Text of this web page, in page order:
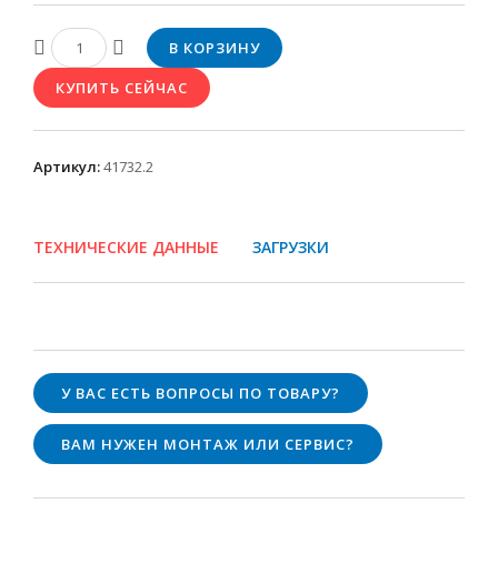
Артикул:41732.2
ТЕХНИЧЕСКИЕ ДАННЫЕ ЗАГРУЗКИ
У ВАС ЕСТЬ ВОПРОСЫ ПО ТОВАРУ?
ВАМ НУЖЕН МОНТАЖ ИЛИ СЕРВИС?